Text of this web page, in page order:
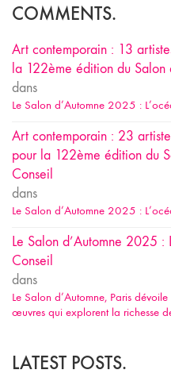
COMMENTS.
Art contemporain : 13
la 122ème édition du Salon
dans
Le Salon d’Automne 2025 :
Art contemporain : 23
pour la 122ème édition du
Conseil
dans
Le Salon d’Automne 2025 :
Le Salon d’Automne 2025
Conseil
dans
Le Salon d’Automne, Paris
œuvres qui explorent la richesse
LATEST POSTS.